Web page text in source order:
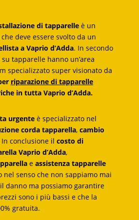
di tapparelle è un
deve essere svolto da un
a Vaprio d’Adda. In secondo
tapparelle hanno un’area
specializzato super visionato da
riparazione di tapparelle
in tutta Vaprio d’Adda.
urgenteè specializzato nel
corda tapparella, cambio
In conclusione il costo di
Vaprio d’Adda,
e assistenza tapparelle
nel senso che non sappiamo mai
danno ma possiamo garantire
sono i più bassi e che la
gratuita.